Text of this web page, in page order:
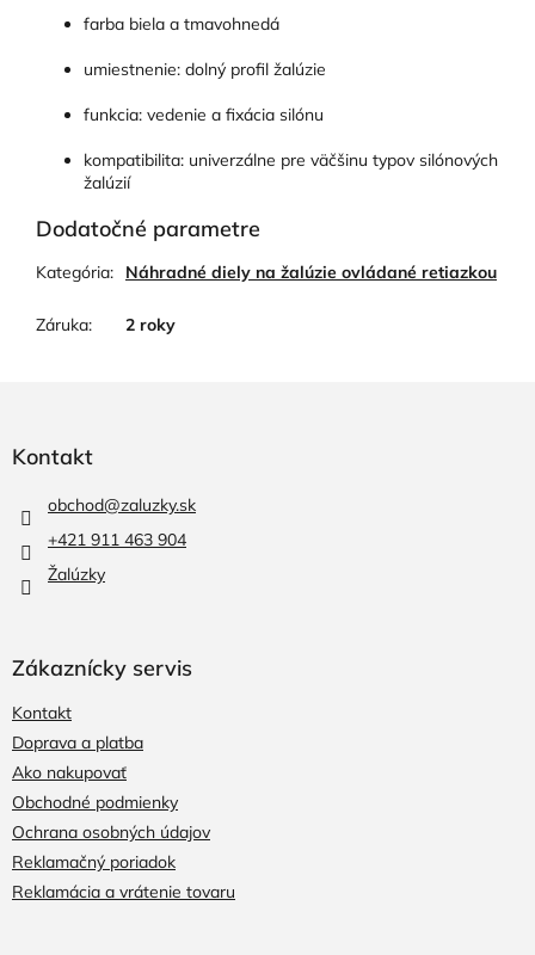
farba biela a tmavohnedá
umiestnenie: dolný profil žalúzie
funkcia: vedenie a fixácia silónu
kompatibilita: univerzálne pre väčšinu typov silónových
žalúzií
Dodatočné parametre
Kategória: Náhradné diely na žalúzie ovládané retiazkou
Záruka: 2 roky
Kontakt
obchod@zaluzky.sk
+421 911 463 904
Žalúzky
Zákaznícky servis
Kontakt
Doprava a platba
Ako nakupovať
Obchodné podmienky
Ochrana osobných údajov
Reklamačný poriadok
Reklamácia a vrátenie tovaru